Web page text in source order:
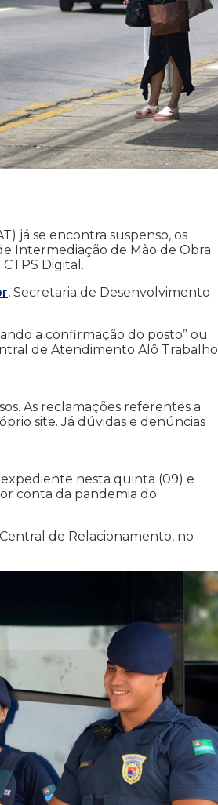
já se encontra suspenso, os
Intermediação de Mão de Obra
Digital.
, Secretaria de Desenvolvimento
a confirmação do posto” ou
de Atendimento Alô Trabalho
As reclamações referentes a
site. Já dúvidas e denúncias
nesta quinta (09) e
conta da pandemia do
de Relacionamento, no